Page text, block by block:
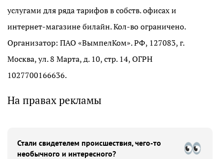
услугами для ряда тарифов в собств. офисах и
интернет-магазине билайн. Кол-во ограничено.
Организатор: ПАО «ВымпелКом». РФ, 127083, г.
Москва, ул. 8 Марта, д. 10, стр. 14, ОГРН
1027700166636.
На правах рекламы
Стали свидетелем происшествия, чего-то
необычного и интересного?